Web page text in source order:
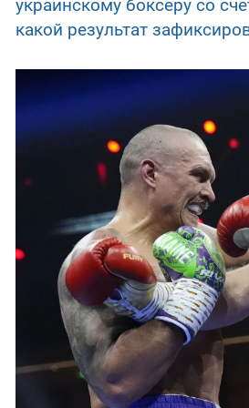
украинскому боксеру со
какой результат